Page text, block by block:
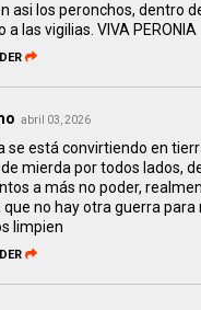
asi los peronchos, dentro
a las vigilias. VIVA PERONIA
abril 03, 2026
se está convirtiendo en
mierda por todos lados,
a más no poder,
que no hay otra guerra
limpien